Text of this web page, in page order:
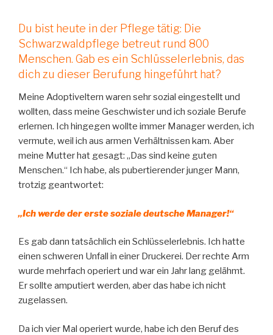
Du bist heute in der Pflege tätig: Die
Schwarzwaldpflege betreut rund 800
Menschen. Gab es ein Schlüsselerlebnis, das
dich zu dieser Berufung hingeführt hat?
Meine Adoptiveltern waren sehr sozial eingestellt und
wollten, dass meine Geschwister und ich soziale Berufe
erlernen. Ich hingegen wollte immer Manager werden, ich
vermute, weil ich aus armen Verhältnissen kam. Aber
meine Mutter hat gesagt: „Das sind keine guten
Menschen.“ Ich habe, als pubertierender junger Mann,
trotzig geantwortet:
„Ich werde der erste soziale deutsche Manager!“
Es gab dann tatsächlich ein Schlüsselerlebnis. Ich hatte
einen schweren Unfall in einer Druckerei. Der rechte Arm
wurde mehrfach operiert und war ein Jahr lang gelähmt.
Er sollte amputiert werden, aber das habe ich nicht
zugelassen.
Da ich vier Mal operiert wurde, habe ich den Beruf des